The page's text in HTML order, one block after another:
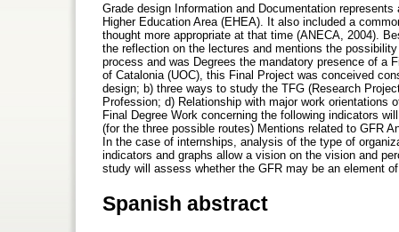
Grade design Information and Documentation
Higher Education Area (EHEA). It also included a
thought more appropriate at that time (ANECA, 2004).
the reflection on the lectures and mentions the
process and was Degrees the mandatory presence of a
of Catalonia (UOC), this Final Project was conceived
design; b) three ways to study the TFG (Research
Profession; d) Relationship with major work orientations
Final Degree Work concerning the following indicators
(for the three possible routes) Mentions related to GFR
In the case of internships, analysis of the type of
indicators and graphs allow a vision on the vision and
study will assess whether the GFR may be an element
Spanish abstract